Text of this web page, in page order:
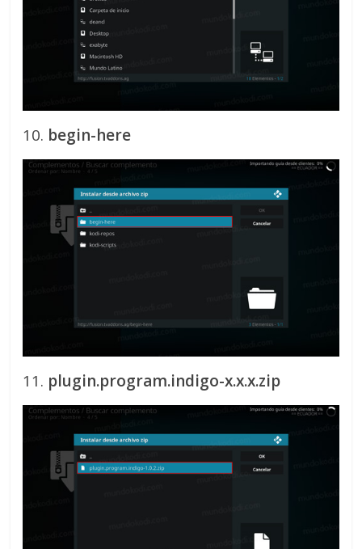
10. begin-here
11. plugin.program.indigo-x.x.x.zip